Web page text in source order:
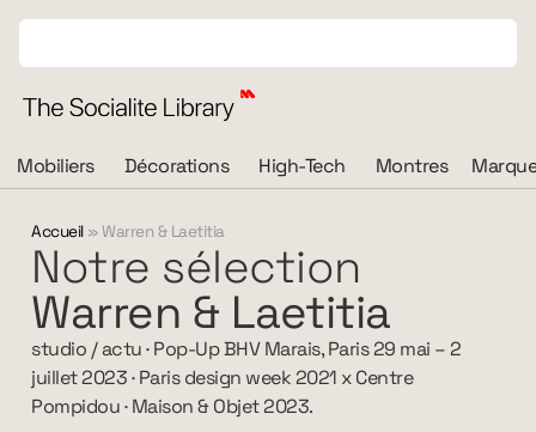
Mobiliers Décorations High-Tech Montres
Accueil»Warren & Laetitia
Notre sélection
Warren & Laetitia
studio / actu · Pop-Up BHV Marais, Paris 29 mai – 2
juillet 2023 · Paris design week 2021 x Centre
Pompidou · Maison & Objet 2023.